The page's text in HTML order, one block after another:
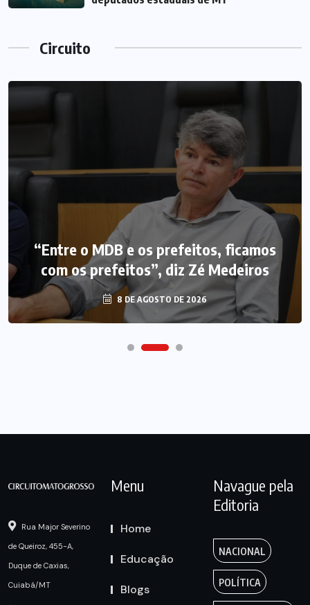
Circuito
“Entre o MDB e os prefeitos, ficamos
com os prefeitos”, diz Zé Medeiros
8 DE AGOSTO DE 2026
Rua Major Severino
de Queiroz, 455-A,
Duque de Caxias,
Cuiabá/MT
Menu
Home
Educação
Blogs
Navague pela
Editoria
NACIONAL
POLÍTICA